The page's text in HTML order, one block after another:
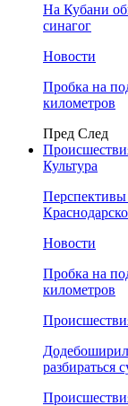
На Кубани
синагог
Новости
Пробка на
километров
Пред След
Культура
Перспективы
Новости
Пробка на
километров